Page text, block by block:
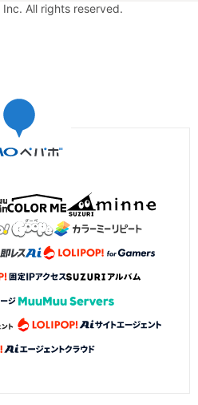
All rights reserved.